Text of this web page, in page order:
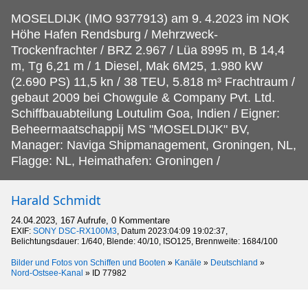
MOSELDIJK (IMO 9377913) am 9. 4.2023 im NOK
Höhe Hafen Rendsburg / Mehrzweck-
Trockenfrachter / BRZ 2.967 / Lüa 8995 m, B 14,4
m, Tg 6,21 m / 1 Diesel, Mak 6M25, 1.980 kW
(2.690 PS) 11,5 kn / 38 TEU, 5.818 m³ Frachtraum /
gebaut 2009 bei Chowgule & Company Pvt. Ltd.
Schiffbauabteilung Loutulim Goa, Indien / Eigner:
Beheermaatschappij MS "MOSELDIJK" BV,
Manager: Naviga Shipmanagement, Groningen, NL,
Flagge: NL, Heimathafen: Groningen /
Harald Schmidt
24.04.2023, 167 Aufrufe, 0 Kommentare
EXIF: SONY DSC-RX100M3, Datum 2023:04:09 19:02:37,
Belichtungsdauer: 1/640, Blende: 40/10, ISO125, Brennweite: 1684/100
Bilder und Fotos von Schiffen und Booten » Kanäle » Deutschland »
Nord-Ostsee-Kanal » ID 77982